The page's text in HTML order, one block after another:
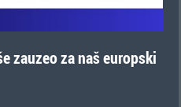
zauzeo za naš europski